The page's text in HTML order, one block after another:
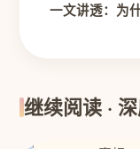
一文讲透：为
继续阅读 ·